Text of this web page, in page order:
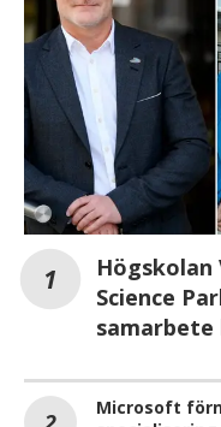
Högskolan
Science
Microsoft